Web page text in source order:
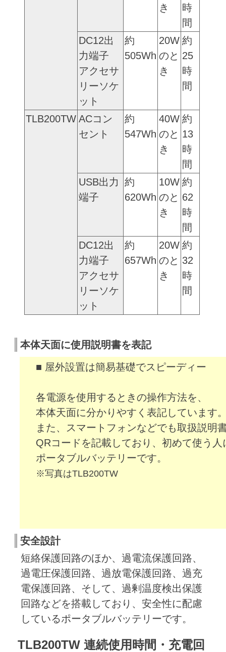
き
時
間
DC12出
力端子
アクセサ
リーソケ
ット
約
505Wh
20W
のと
き
約
25
時
間
TLB200TW ACコン
セント
約
547Wh
40W
のと
き
約
13
時
間
USB出力
端子
約
620Wh
10W
のと
き
約
62
時
間
DC12出
力端子
アクセサ
リーソケ
ット
約
657Wh
20W
のと
き
約
32
時
間
本体天面に使用説明書を表記
■ 屋外設置は簡易基礎でスピーディー
各電源を使用するときの操作方法を、
本体天面に分かりやすく表記しています
また、スマートフォンなどでも取扱説明
QRコードを記載しており、初めて使う
ポータブルバッテリーです。
※写真はTLB200TW
安全設計
短絡保護回路のほか、過電流保護回路、
過電圧保護回路、過放電保護回路、過充
電保護回路、そして、過剰温度検出保護
回路などを搭載しており、安全性に配慮
しているポータブルバッテリーです。
TLB200TW 連続使用時間・充電回